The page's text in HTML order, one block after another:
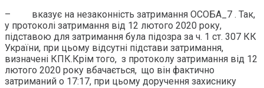
– вказує на незаконність затримання ОСОБА_7 . Так,
у протоколі затримання від 12 лютого 2020 року,
підставою для затримання була підозра за ч. 1 ст. 307 КК
України, при цьому відсутні підстави затримання,
визначені КПК.Крім того, з протоколу затримання від 12
лютого 2020 року вбачається, що він фактично
затриманий о 17:17, при цьому доручення захиснику